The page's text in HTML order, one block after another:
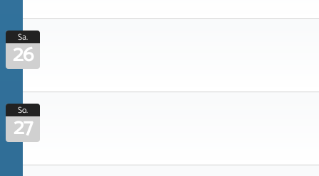
Sa.
26
So.
27